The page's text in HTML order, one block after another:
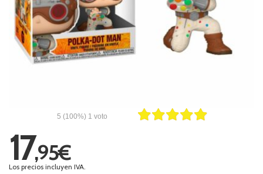
5 (100%) 1 voto
17,95€
Los precios incluyen IVA.